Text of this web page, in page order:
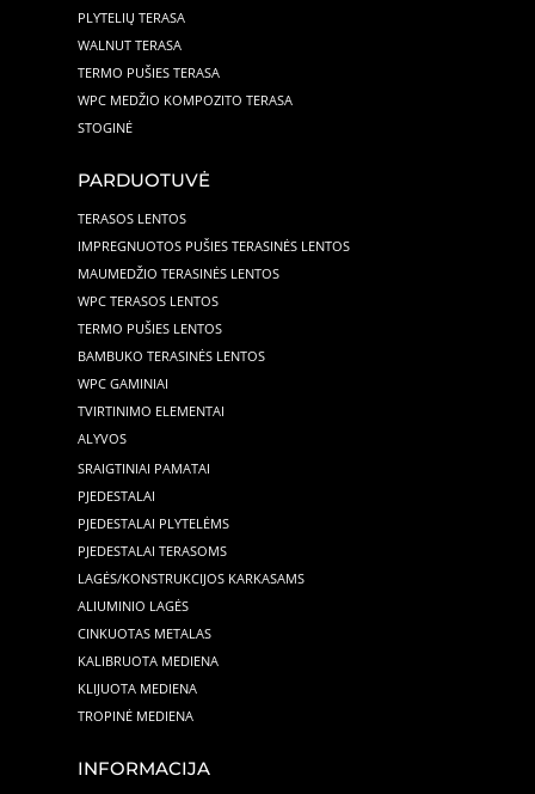
PLYTELIŲ TERASA
WALNUT TERASA
TERMO PUŠIES TERASA
WPC MEDŽIO KOMPOZITO TERASA
STOGINĖ
PARDUOTUVĖ
TERASOS LENTOS
IMPREGNUOTOS PUŠIES TERASINĖS LENTOS
MAUMEDŽIO TERASINĖS LENTOS
WPC TERASOS LENTOS
TERMO PUŠIES LENTOS
BAMBUKO TERASINĖS LENTOS
WPC GAMINIAI
TVIRTINIMO ELEMENTAI
ALYVOS
SRAIGTINIAI PAMATAI
PJEDESTALAI
PJEDESTALAI PLYTELĖMS
PJEDESTALAI TERASOMS
LAGĖS/KONSTRUKCIJOS KARKASAMS
ALIUMINIO LAGĖS
CINKUOTAS METALAS
KALIBRUOTA MEDIENA
KLIJUOTA MEDIENA
TROPINĖ MEDIENA
INFORMACIJA